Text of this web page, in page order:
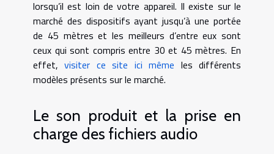
lorsqu’il est loin de votre appareil. Il existe sur le
marché des dispositifs ayant jusqu’à une portée
de 45 mètres et les meilleurs d’entre eux sont
ceux qui sont compris entre 30 et 45 mètres. En
effet,visiter ce site ici même les différents
modèles présents sur le marché.
Le son produit et la prise en
charge des fichiers audio